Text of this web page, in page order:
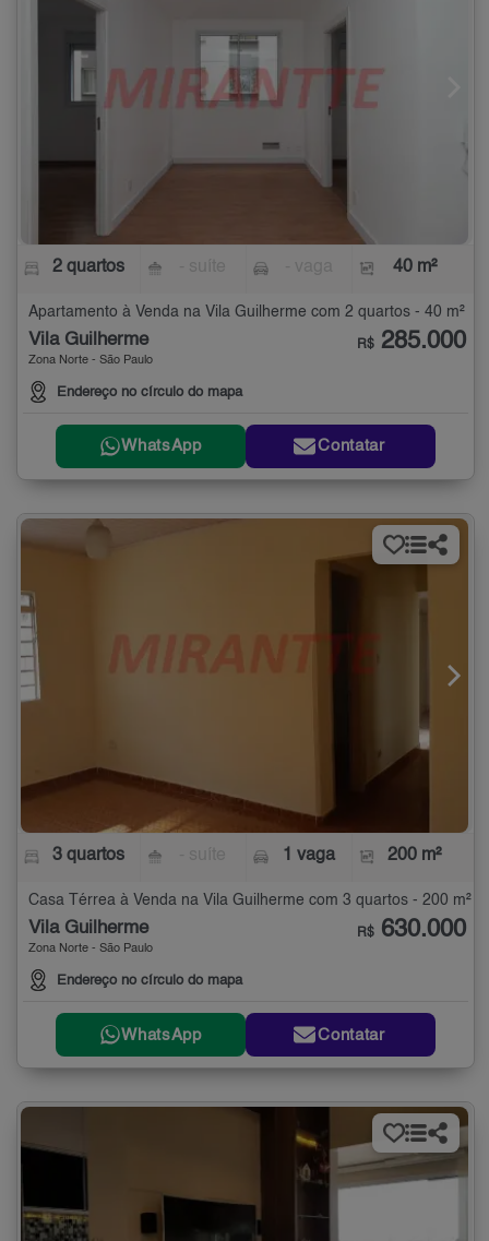
2 quartos 40 m²
Apartamento à Venda na Vila Guilherme com 2 quartos - 40 m²
Vila Guilherme
Zona Norte - São Paulo
Endereço no círculo do mapa
R$ 285.000
WhatsApp Contatar
3 quartos 1 vaga 200 m²
Casa Térrea à Venda na Vila Guilherme com 3 quartos - 200 m²
Vila Guilherme
Zona Norte - São Paulo
Endereço no círculo do mapa
R$ 630.000
WhatsApp Contatar